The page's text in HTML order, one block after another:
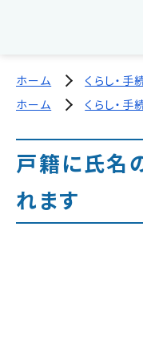
ホーム
くらし・手
ホーム
くらし・手
戸籍に氏名
れます